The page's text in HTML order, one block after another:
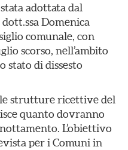
adottata dal
Domenica
comunale, con
scorso, nell’ambito
stato di dissesto
strutture ricettive del
quanto dovranno
L’obiettivo
per i Comuni in